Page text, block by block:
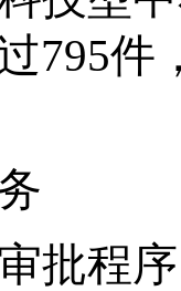
795件
批程序